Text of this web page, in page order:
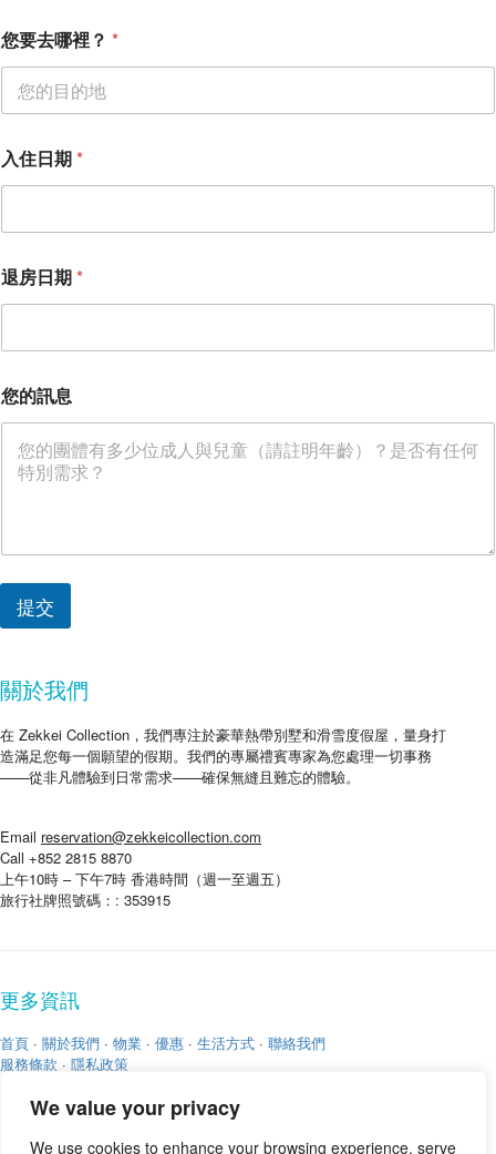
We value your privacy
We use cookies to enhance your browsing experience, serve
您要去哪裡？ *
入住日期*
您
的
子
件
退房日期*
您的訊息
提交
關於我們
在 Zekkei Collection，我們專注於豪華熱帶別墅和滑雪度假屋，量身打
造滿足您每一個願望的假期。我們的專屬禮賓專家為您處理一切事務
——從非凡體驗到日常需求——確保無縫且難忘的體驗。
Email reservation@zekkeicollection.com
Call +852 2815 8870
上午10時 – 下午7時 香港時間（週一至週五）
旅行社牌照號碼：: 353915
更多資訊
首頁 · 關於我們 · 物業 · 優惠 · 生活方式 · 聯絡我們
服務條款 · 隱私政策